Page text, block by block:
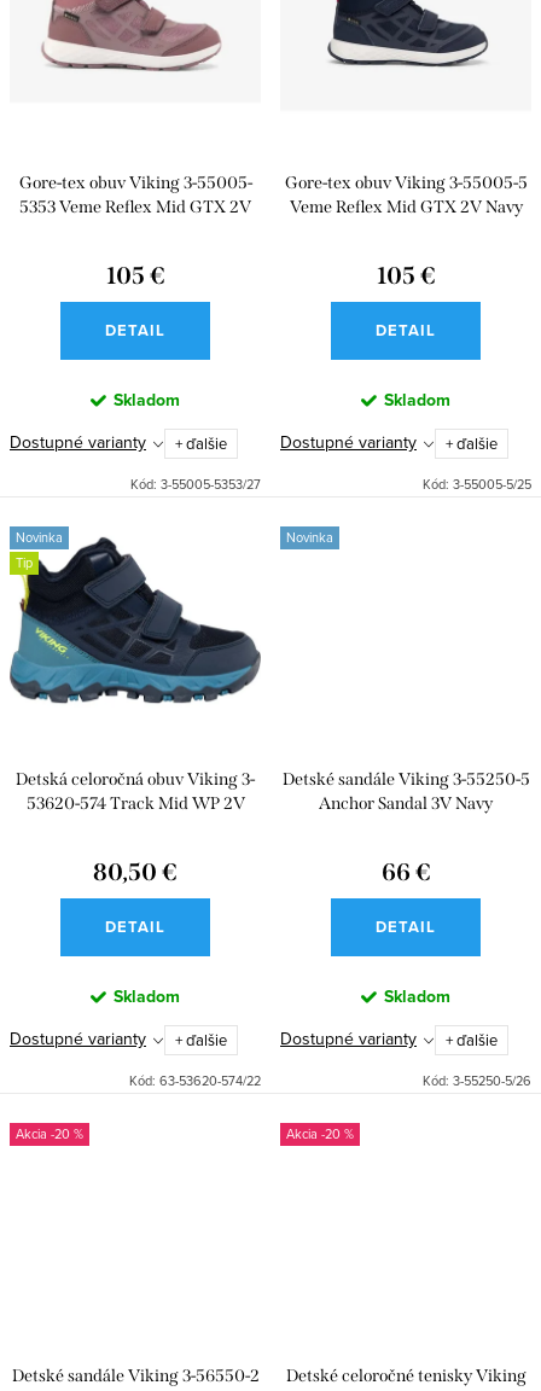
d
u
Abecedne
o
v
Gore-tex obuv Viking 3-55005-
5353 Veme Reflex Mid GTX 2V
105 €
DETAIL
Skladom
Dostupné varianty + ďalšie
Kód: 3-55005-5353/27
Gore-tex obuv Viking 3-55005-5
Veme Reflex Mid GTX 2V Navy
105 €
DETAIL
Skladom
Dostupné varianty + ďalšie
Kód: 3-55005-5/25
Novinka
Tip
Detská celoročná obuv Viking 3-
53620-574 Track Mid WP 2V
80,50 €
DETAIL
Skladom
Dostupné varianty + ďalšie
Kód: 63-53620-574/22
Novinka
Detské sandále Viking 3-55250-5
Anchor Sandal 3V Navy
66 €
DETAIL
Skladom
Dostupné varianty + ďalšie
Kód: 3-55250-5/26
-20 %
Detské sandále Viking 3-56550-2
-20 %
Detské celoročné tenisky Viking